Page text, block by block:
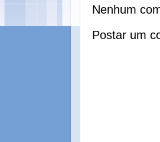
Nenhum
Postar um